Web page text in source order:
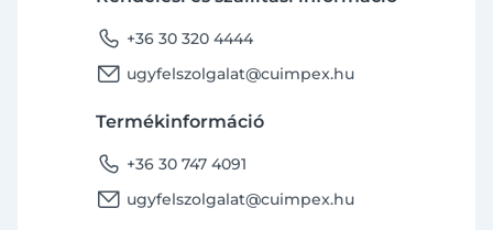
phone +36 30 320 4444
email ugyfelszolgalat@cuimpex.hu
Termékinformáció
phone +36 30 747 4091
email ugyfelszolgalat@cuimpex.hu